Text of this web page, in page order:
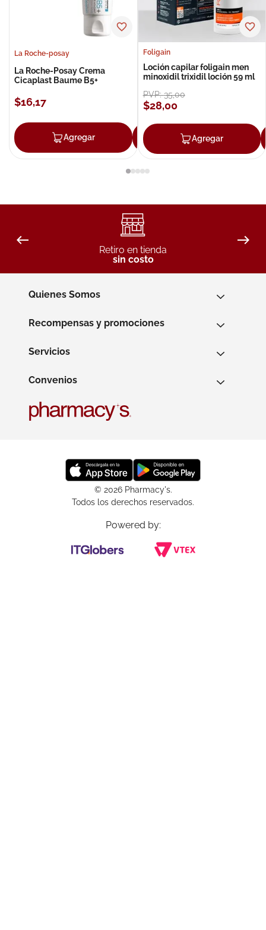
La Roche-posay
La Roche-Posay Crema
Cicaplast Baume B5+
$16,17
Agregar Agregar
Foligain
Loción capilar foligain men
minoxidil trixidil loción 59 ml
PVP:35,00
$28,00
Agregar
Retiro en tienda
sin costo
Quienes Somos
Recompensas y promociones
Servicios
Convenios
© 2026 Pharmacy's.
Todos los derechos reservados.
Powered by: